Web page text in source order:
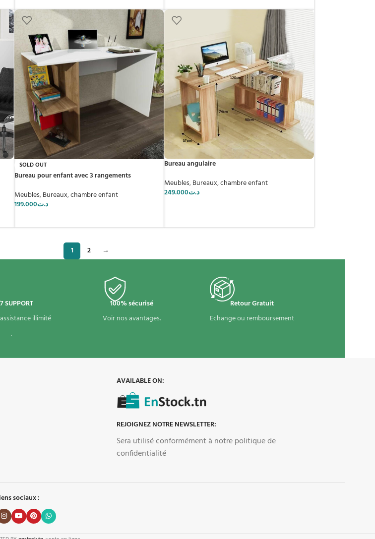
SOLD OUT
Bureau pour enfant avec 3 rangements
Meubles,Bureaux,chambre enfant
د.ت199.000
Bureau angulaire
Meubles,Bureaux,chambre enfant
د.ت249.000
1 2 →
SUPPORT
illimité
.
100% sécurisé
Voir nos avantages.
Retour Gratuit
Echange ou remboursement
AVAILABLE ON:
REJOIGNEZ NOTRE NEWSLETTER:
Sera utilisé conformément à notre politique de
confidentialité
sociaux :